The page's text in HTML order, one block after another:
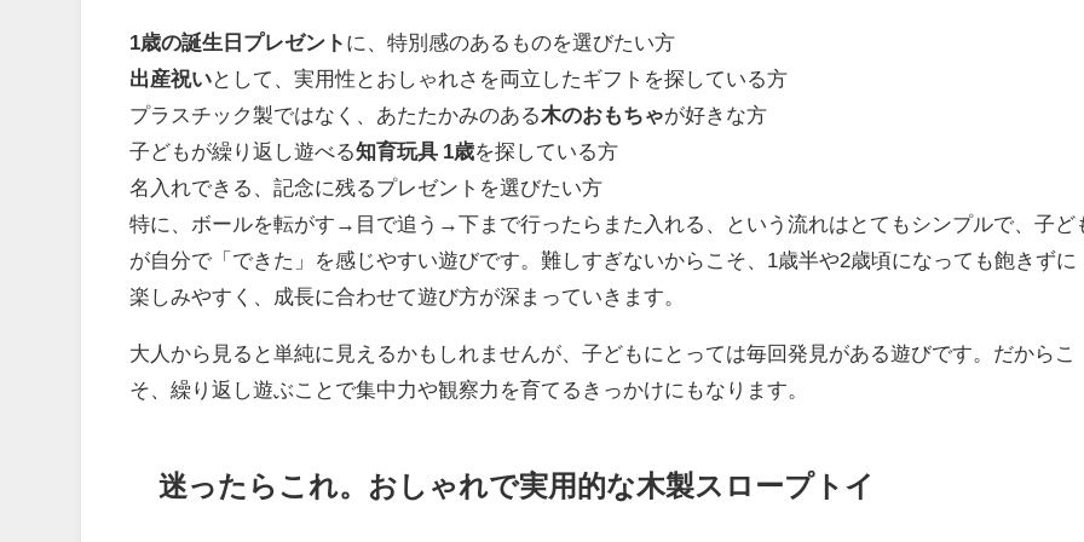
1歳の誕生日プレゼント に、特別感のあるものを選びたい方
出産祝いとして、実用性とおしゃれさを両立したギフトを探している方
プラスチック製ではなく、あたたかみのある木のおもちゃが好きな方
子どもが繰り返し遊べる知育玩具 1歳を探している方
名入れできる、記念に残るプレゼントを選びたい方
特に、ボールを転がす→目で追う→下まで行ったらまた入れる、という流れはとてもシンプルで、子ど
が自分で「できた」を感じやすい遊びです。難しすぎないからこそ、1歳半や2歳頃になっても飽きずに
楽しみやすく、成長に合わせて遊び方が深まっていきます。
大人から見ると単純に見えるかもしれませんが、子どもにとっては毎回発見がある遊びです。だからこ
そ、繰り返し遊ぶことで集中力や観察力を育てるきっかけにもなります。
迷ったらこれ。おしゃれで実用的な木製スロープトイ